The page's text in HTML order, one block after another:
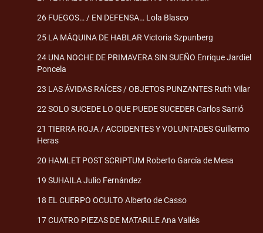
26 FUEGOS… / EN DEFENSA… Lola Blasco
25 LA MÁQUINA DE HABLAR Victoria Szpunberg
24 UNA NOCHE DE PRIMAVERA SIN SUEÑO Enrique Jardiel
Poncela
23 LAS ÁVIDAS RAÍCES / OBJETOS PUNZANTES Ruth Vilar
22 SOLO SUCEDE LO QUE PUEDE SUCEDER Carlos Sarrió
21 TIERRA ROJA / ACCIDENTES Y VOLUNTADES Guillermo
Heras
20 HAMLET POST SCRIPTUM Roberto García de Mesa
19 SUHAILA Julio Fernández
18 EL CUERPO OCULTO Alberto de Casso
17 CUATRO PIEZAS DE MATARILE Ana Vallés